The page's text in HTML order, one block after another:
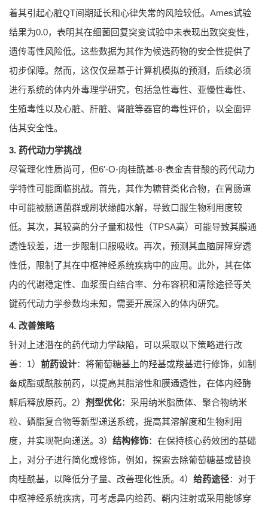
着其引起心脏QT间期延长和心律失常的风险较低。Ames试验
结果为0.0，表明其在细菌回复突变试验中未表现出致突变性，
遗传毒性风险低。这些数据为其作为候选药物的安全性提供了
初步保障。然而，这仅仅是基于计算机模拟的预测，后续必须
进行系统的体内外毒理学研究，包括急性毒性、亚慢性毒性、
生殖毒性以及心脏、肝脏、肾脏等器官的毒性评价，以全面评
估其安全性。
3. 药代动力学挑战
尽管理化性质尚可，但6'-O-肉桂酰基-8-表金吉苷酸的药代动力
学特性可能面临挑战。首先，其作为糖苷类化合物，在胃肠道
中可能被肠道菌群或刷状缘酶水解，导致口服生物利用度较
低。其次，其较高的分子量和极性（TPSA高）可能导致其膜通
透性较差，进一步限制口服吸收。再次，预测其血脑屏障穿透
性低，限制了其在中枢神经系统疾病中的应用。此外，其在体
内的代谢稳定性、血浆蛋白结合率、分布容积和清除途径等关
键药代动力学参数均未知，需要开展深入的体内研究。
4. 改善策略
针对上述潜在的药代动力学缺陷，可以采取以下策略进行改
善：1） 前药设计：将葡萄糖基上的羟基或羧基进行修饰，如制
备成酯或酰胺前药，以提高其脂溶性和膜通透性，在体内经酶
解后释放原药。2） 剂型优化：采用纳米脂质体、聚合物纳米
粒、磷脂复合物等新型递送系统，提高其溶解度和生物利用
度，并实现靶向递送。3） 结构修饰：在保持核心药效团的基础
上，对分子进行简化或修饰，例如，探索去除葡萄糖基或替换
肉桂酰基，以降低分子量、改善理化性质。4） 给药途径：对于
中枢神经系统疾病，可考虑鼻内给药、鞘内注射或采用能够穿